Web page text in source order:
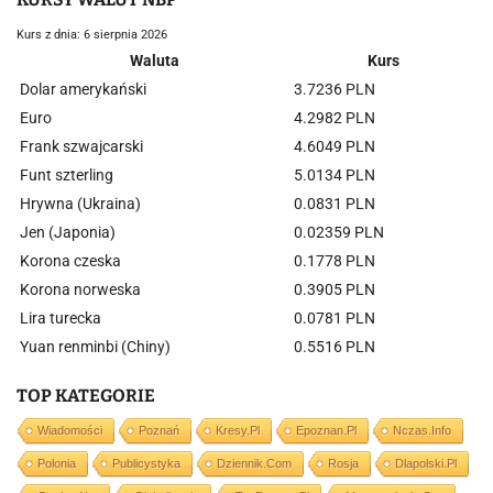
Kurs z dnia: 6 sierpnia 2026
Waluta
Kurs
Dolar amerykański
3.7236 PLN
Euro
4.2982 PLN
Frank szwajcarski
4.6049 PLN
Funt szterling
5.0134 PLN
Hrywna (Ukraina)
0.0831 PLN
Jen (Japonia)
0.02359 PLN
Korona czeska
0.1778 PLN
Korona norweska
0.3905 PLN
Lira turecka
0.0781 PLN
Yuan renminbi (Chiny)
0.5516 PLN
TOP KATEGORIE
Wiadomości Poznań Kresy.pl Epoznan.pl Nczas.info
Polonia Publicystyka Dziennik.com Rosja Dlapolski.pl